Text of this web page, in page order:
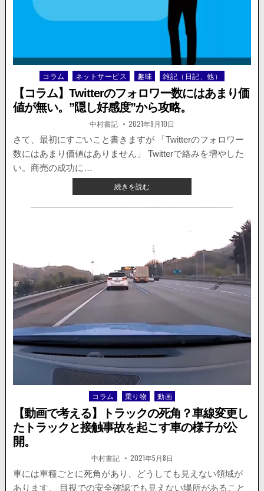
バ
リ
ー
は
取
扱
い
に
注
意。
燃
る
電
が
撮
影
さ
れ
Posted
in
コラム ネットサービス 趣味 雑記（日記、他）
【コラム】Twitterのフォロワー数にはあまり価
値が無い。”隠し好感度”から攻略。
著
者:
中村書記 掲
載
日：
2021年9月10日
さて、最初にすごいこと書きますが 「Twitterのフォロワー
数にはあまり価値はありません」 Twitterで絡みを増やした
い。商売の成功に…
続きを読む【コ
ラ
ム】
ォ
ロ
ワ
ー
あ
ま
り
値
が
い。”隠
し
好
度”か
ら
攻
略。
Posted
in
コラム 乗り物 動画
【動画で考える】トラックの死角？車線変更し
たトラックと接触事故を起こす車の様子が公
開。
著
者:
中村書記 掲
載
日：
2021年5月8日
車には車種ごとに死角があり、どうしても見えない領域が
あります。 目視での安全確認でも見えない場所があること